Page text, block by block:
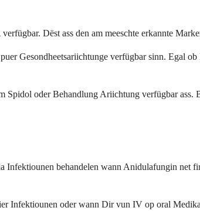
Dëst ass den am meeschte erkannte
Gesondheetsariichtunge verfügbar sinn. Egal
Spidol oder Behandlung Ariichtung verfügbar
Infektiounen behandelen wann Anidulafungin net
Infektiounen oder wann Dir vun IV op oral